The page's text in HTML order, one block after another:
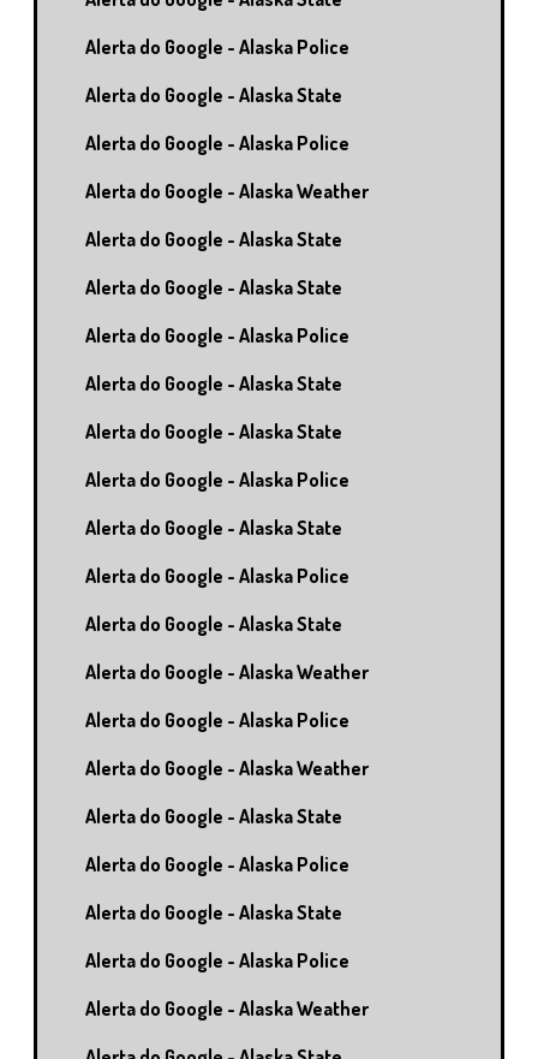
Alerta do Google - Alaska Police
Alerta do Google - Alaska State
Alerta do Google - Alaska Police
Alerta do Google - Alaska Weather
Alerta do Google - Alaska State
Alerta do Google - Alaska State
Alerta do Google - Alaska Police
Alerta do Google - Alaska State
Alerta do Google - Alaska State
Alerta do Google - Alaska Police
Alerta do Google - Alaska State
Alerta do Google - Alaska Police
Alerta do Google - Alaska State
Alerta do Google - Alaska Weather
Alerta do Google - Alaska Police
Alerta do Google - Alaska Weather
Alerta do Google - Alaska State
Alerta do Google - Alaska Police
Alerta do Google - Alaska State
Alerta do Google - Alaska Police
Alerta do Google - Alaska Weather